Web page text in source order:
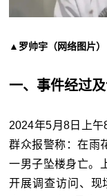
▲罗帅宇（网络图片）
一、事件经过
2024年5月8日上
群众报警称：在雨
一男子坠楼身亡。
开展调查访问、现